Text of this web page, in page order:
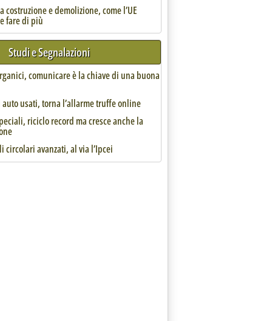
alla fase attuativa del regolamento'
per contribuire alla stesura di atti di esecuzione e atti delegati
costruzione e demolizione, come l’UE
fare di più
Studi e Segnalazioni
comunicare è la chiave di una buona
auto usati, torna l’allarme truffe online
riciclo record ma cresce anche la
circolari avanzati, al via l’Ipcei